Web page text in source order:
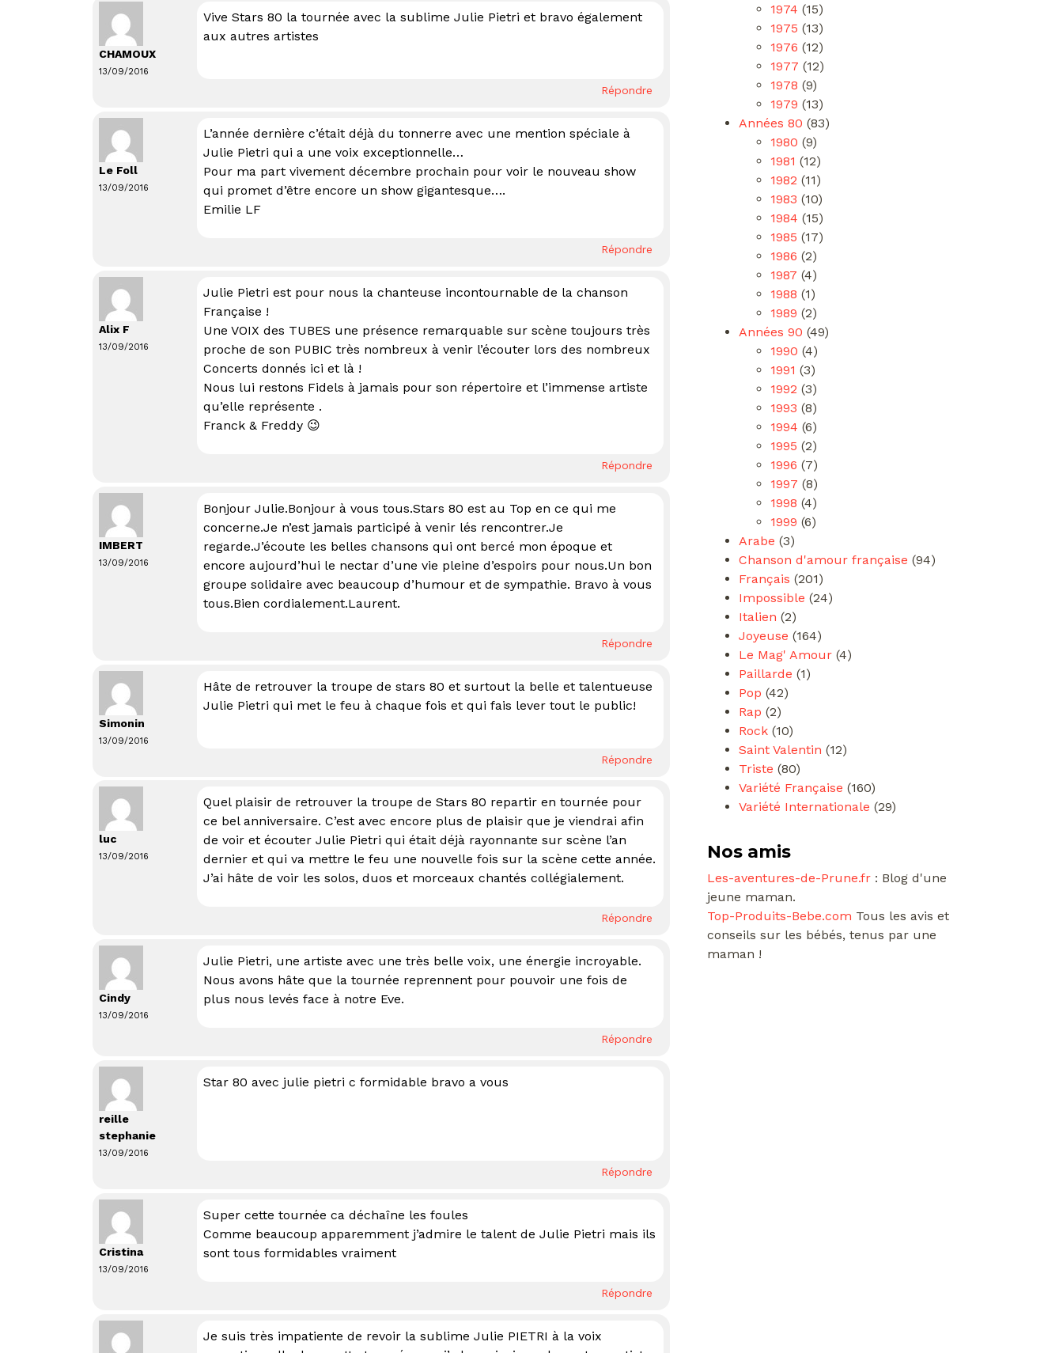
CHAMOUX
13/09/2016
Vive Stars 80 la tournée avec la sublime Julie Pietri et bravo également
aux autres artistes
Répondre
Le Foll
13/09/2016
L’année dernière c’était déjà du tonnerre avec une mention spéciale à
Julie Pietri qui a une voix exceptionnelle…
Pour ma part vivement décembre prochain pour voir le nouveau show
qui promet d’être encore un show gigantesque….
Emilie LF
Répondre
Alix F
13/09/2016
Julie Pietri est pour nous la chanteuse incontournable de la chanson
Française !
Une VOIX des TUBES une présence remarquable sur scène toujours très
proche de son PUBIC très nombreux à venir l’écouter lors des nombreux
Concerts donnés ici et là !
Nous lui restons Fidels à jamais pour son répertoire et l’immense artiste
qu’elle représente .
Franck & Freddy 😉
Répondre
IMBERT
13/09/2016
Bonjour Julie.Bonjour à vous tous.Stars 80 est au Top en ce qui me
concerne.Je n’est jamais participé à venir lés rencontrer.Je
regarde.J’écoute les belles chansons qui ont bercé mon époque et
encore aujourd’hui le nectar d’une vie pleine d’espoirs pour nous.Un bon
groupe solidaire avec beaucoup d’humour et de sympathie. Bravo à vous
tous.Bien cordialement.Laurent.
Répondre
Simonin
13/09/2016
Hâte de retrouver la troupe de stars 80 et surtout la belle et talentueuse
Julie Pietri qui met le feu à chaque fois et qui fais lever tout le public!
Répondre
luc
13/09/2016
Quel plaisir de retrouver la troupe de Stars 80 repartir en tournée pour
ce bel anniversaire. C’est avec encore plus de plaisir que je viendrai afin
de voir et écouter Julie Pietri qui était déjà rayonnante sur scène l’an
dernier et qui va mettre le feu une nouvelle fois sur la scène cette année.
J’ai hâte de voir les solos, duos et morceaux chantés collégialement.
Répondre
Cindy
13/09/2016
Julie Pietri, une artiste avec une très belle voix, une énergie incroyable.
Nous avons hâte que la tournée reprennent pour pouvoir une fois de
plus nous levés face à notre Eve.
Répondre
reille
stephanie
13/09/2016
Star 80 avec julie pietri c formidable bravo a vous
Répondre
Cristina
13/09/2016
Super cette tournée ca déchaîne les foules
Comme beaucoup apparemment j’admire le talent de Julie Pietri mais ils
sont tous formidables vraiment
Répondre
Je suis très impatiente de revoir la sublime Julie PIETRI à la voix
1974 (15)
1975 (13)
1976 (12)
1977 (12)
1978 (9)
1979 (13)
Années 80 (83)
1980 (9)
1981 (12)
1982 (11)
1983 (10)
1984 (15)
1985 (17)
1986 (2)
1987 (4)
1988 (1)
1989 (2)
Années 90 (49)
1990 (4)
1991 (3)
1992 (3)
1993 (8)
1994 (6)
1995 (2)
1996 (7)
1997 (8)
1998 (4)
1999 (6)
Arabe (3)
Chanson d'amour française (94)
Français (201)
Impossible (24)
Italien (2)
Joyeuse (164)
Le Mag' Amour (4)
Paillarde (1)
Pop (42)
Rap (2)
Rock (10)
Saint Valentin (12)
Triste (80)
Variété Française (160)
Variété Internationale (29)
Nos amis
Les-aventures-de-Prune.fr : Blog d'une
jeune maman.
Top-Produits-Bebe.com Tous les avis et
conseils sur les bébés, tenus par une
maman !